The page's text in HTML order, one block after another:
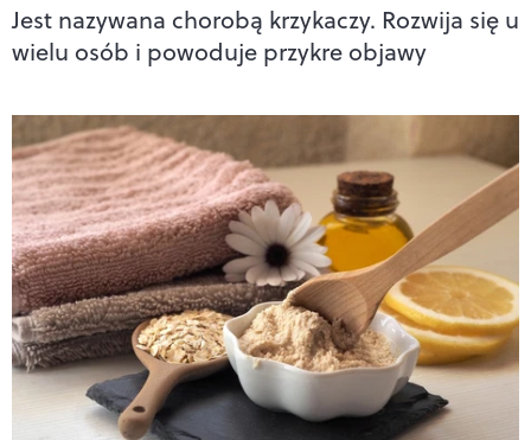
Jest nazywana chorobą krzykaczy. Rozwija się u
wielu osób i powoduje przykre objawy